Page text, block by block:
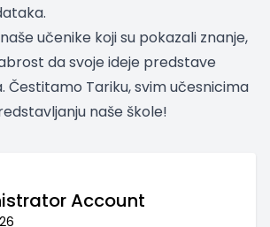
učenike koji su pokazali znanje,
da svoje ideje predstave
Čestitamo Tariku, svim učesnicima
naše škole!
Account